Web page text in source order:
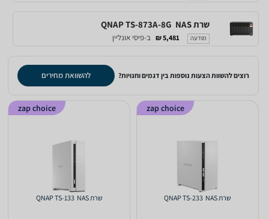
שרת NAS ‏ QNAP TS-873A-8G
מודעה 5,481 ₪ ב-פיסי אונליין
רוצים להשוות הצעות נוספות בין דגמים וחנויות? להשוואת מחירים
שרת NAS ‏ QNAP TS-233
zap choice
שרת NAS ‏ QNAP TS-133
zap choice